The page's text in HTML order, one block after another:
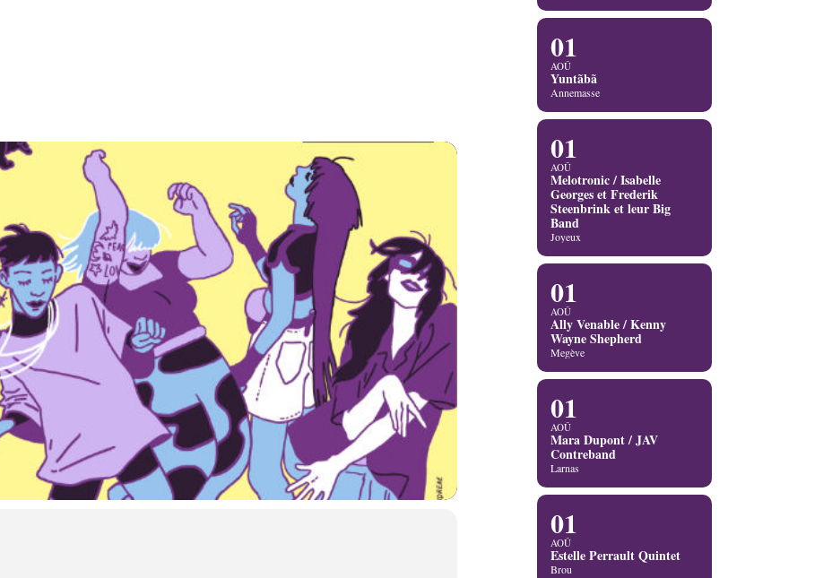
01
AOÛ
Yuntãbã
Annemasse
01
AOÛ
Melotronic / Isabelle
Georges et Frederik
Steenbrink et leur Big
Band
Joyeux
01
AOÛ
Ally Venable / Kenny
Wayne Shepherd
Megève
01
AOÛ
Mara Dupont / JAV
Contreband
Larnas
01
AOÛ
Estelle Perrault Quintet
Brou